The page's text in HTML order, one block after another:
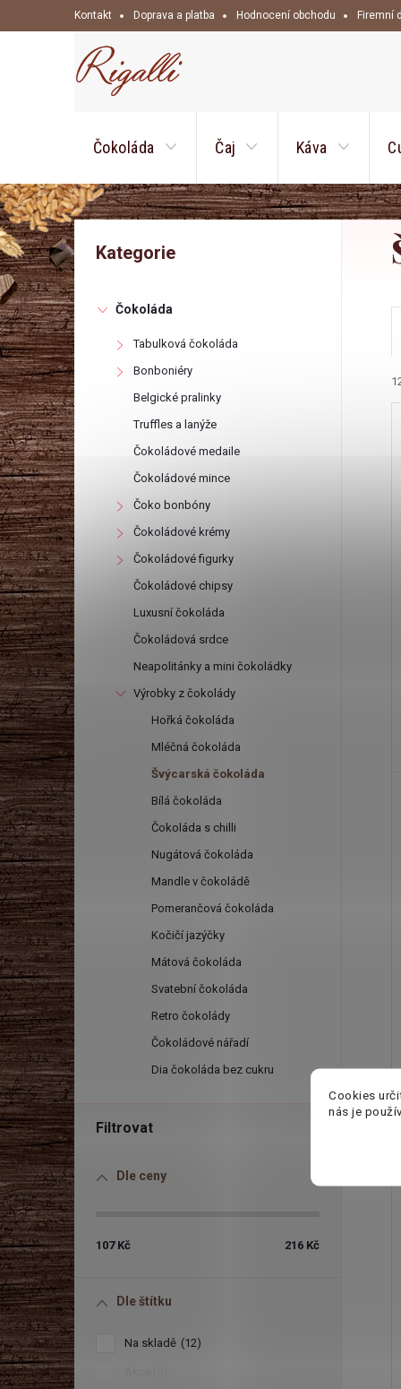
Cookies
nás je
na
Kontakt Doprava a platba Hodnocení obchodu Firemní
Čokoláda Čaj Káva
P
o
s
t
r
a
n
n
í
p
a
n
e
l
Přeskočit
kategorie
Kategorie
Čokoláda
Tabulková čokoláda
Bonboniéry
Belgické pralinky
Truffles a lanýže
Čokoládové medaile
Čokoládové mince
Čoko bonbóny
Čokoládové krémy
Čokoládové figurky
Čokoládové chipsy
Luxusní čokoláda
Čokoládová srdce
Neapolitánky a mini čokoládky
Výrobky z čokolády
Hořká čokoláda
Mléčná čokoláda
Švýcarská čokoláda
Bílá čokoláda
Čokoláda s chilli
Nugátová čokoláda
Mandle v čokoládě
Pomerančová čokoláda
Kočičí jazýčky
Mátová čokoláda
Svatební čokoláda
Retro čokolády
Čokoládové nářadí
Dia čokoláda bez cukru
Dle ceny
107Kč 216 Kč
Dle štítku
Na skladě 12